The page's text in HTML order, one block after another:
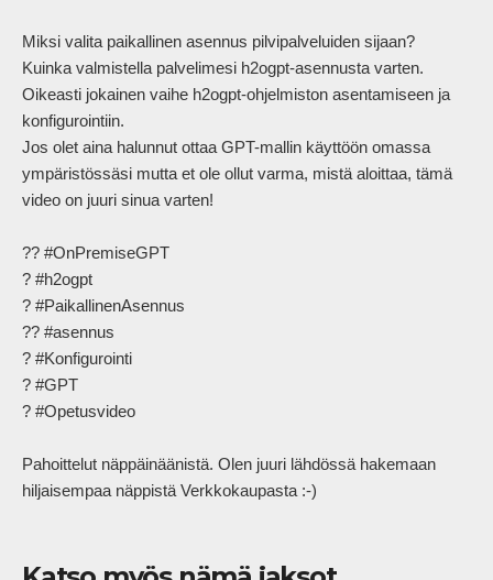
Miksi valita paikallinen asennus pilvipalveluiden sijaan?
Kuinka valmistella palvelimesi h2ogpt-asennusta varten.
Oikeasti jokainen vaihe h2ogpt-ohjelmiston asentamiseen ja
konfigurointiin.
Jos olet aina halunnut ottaa GPT-mallin käyttöön omassa
ympäristössäsi mutta et ole ollut varma, mistä aloittaa, tämä
video on juuri sinua varten!
?? #OnPremiseGPT
? #h2ogpt
? #PaikallinenAsennus
?? #asennus
? #Konfigurointi
? #GPT
? #Opetusvideo
Pahoittelut näppäinäänistä. Olen juuri lähdössä hakemaan
hiljaisempaa näppistä Verkkokaupasta :-)